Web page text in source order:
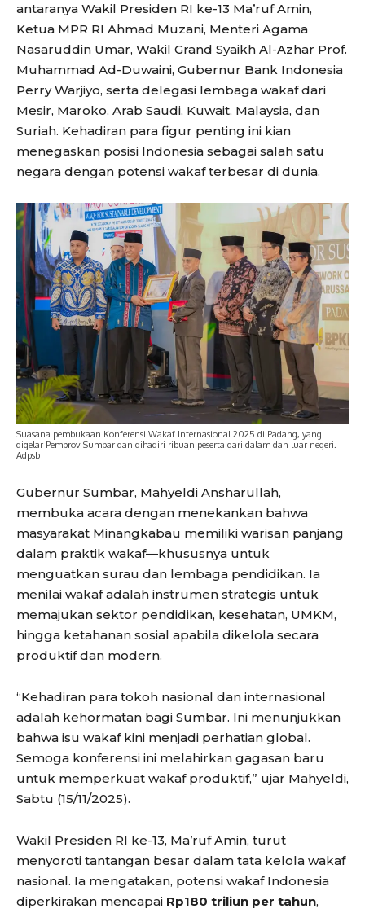
antaranya Wakil Presiden RI ke-13 Ma’ruf Amin,
Ketua MPR RI Ahmad Muzani, Menteri Agama
Nasaruddin Umar, Wakil Grand Syaikh Al-Azhar Prof.
Muhammad Ad-Duwaini, Gubernur Bank Indonesia
Perry Warjiyo, serta delegasi lembaga wakaf dari
Mesir, Maroko, Arab Saudi, Kuwait, Malaysia, dan
Suriah. Kehadiran para figur penting ini kian
menegaskan posisi Indonesia sebagai salah satu
negara dengan potensi wakaf terbesar di dunia.
Suasana pembukaan Konferensi Wakaf Internasional 2025 di Padang, yang
digelar Pemprov Sumbar dan dihadiri ribuan peserta dari dalam dan luar negeri.
Adpsb
Gubernur Sumbar, Mahyeldi Ansharullah,
membuka acara dengan menekankan bahwa
masyarakat Minangkabau memiliki warisan panjang
dalam praktik wakaf—khususnya untuk
menguatkan surau dan lembaga pendidikan. Ia
menilai wakaf adalah instrumen strategis untuk
memajukan sektor pendidikan, kesehatan, UMKM,
hingga ketahanan sosial apabila dikelola secara
produktif dan modern.
“Kehadiran para tokoh nasional dan internasional
adalah kehormatan bagi Sumbar. Ini menunjukkan
bahwa isu wakaf kini menjadi perhatian global.
Semoga konferensi ini melahirkan gagasan baru
untuk memperkuat wakaf produktif,” ujar Mahyeldi,
Sabtu (15/11/2025).
Wakil Presiden RI ke-13, Ma’ruf Amin, turut
menyoroti tantangan besar dalam tata kelola wakaf
nasional. Ia mengatakan, potensi wakaf Indonesia
diperkirakan mencapai Rp180 triliun per tahun,